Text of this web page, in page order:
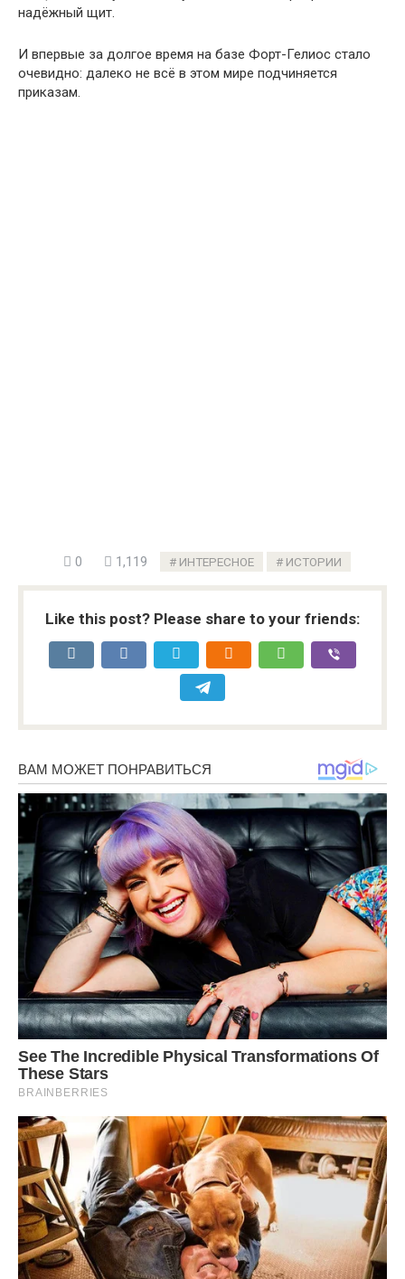
надёжный щит.
И впервые за долгое время на базе Форт-Гелиос стало
очевидно: далеко не всё в этом мире подчиняется
приказам.
0 1,119 ИНТЕРЕСНОЕ ИСТОРИИ
Like this post? Please share to your friends: